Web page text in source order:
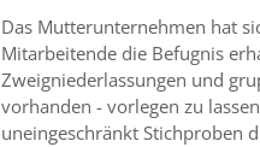
Das Mutterunternehmen hat
Mitarbeitende die Befugnis
Zweigniederlassungen und
vorhanden - vorlegen zu
uneingeschränkt Stichproben